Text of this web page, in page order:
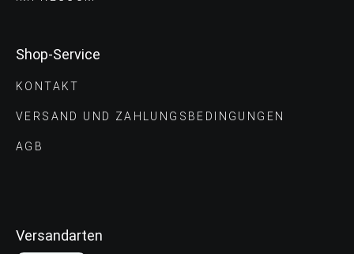
Shop-Service
KONTAKT
VERSAND UND ZAHLUNGS­BEDINGUNGEN
AGB
Versandarten